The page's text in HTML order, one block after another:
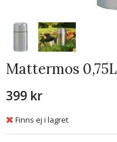
Mattermos 0,75L
399 kr
Finns ej i lagret